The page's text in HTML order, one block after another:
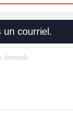
un courriel.